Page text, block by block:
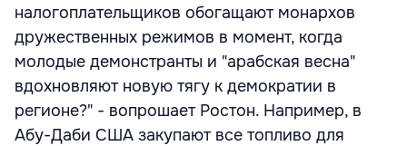
налогоплательщиков обогащают монархов
дружественных режимов в момент, когда
молодые демонстранты и "арабская весна"
вдохновляют новую тягу к демократии в
регионе?" - вопрошает Ростон. Например, в
Абу-Даби США закупают все топливо для